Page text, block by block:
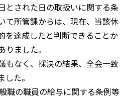
とされた日の取扱いに関する条
て所管課からは、現在、当該休
を達成したと判断できることか
ました。
もなく、採決の結果、全会一致
た。
職の職員の給与に関する条例等